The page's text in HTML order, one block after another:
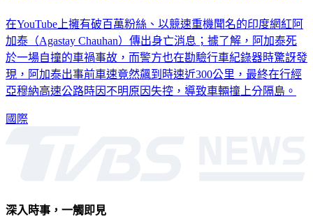
在YouTube上擁有破百萬粉絲、以競速重機聞名的印度網紅阿
加泰（Agastay Chauhan）傳出身亡消息；據了解，阿加泰死
於一場自撞的車禍事故，而警方也在勘驗行車紀錄器時驚訝發
現，阿加泰出事前車速竟然飆到時速近300公里，最終在行經
亞穆納高速公路時因不明原因失控，導致車輛撞上分隔島。
國際
深入時事，一觸即見